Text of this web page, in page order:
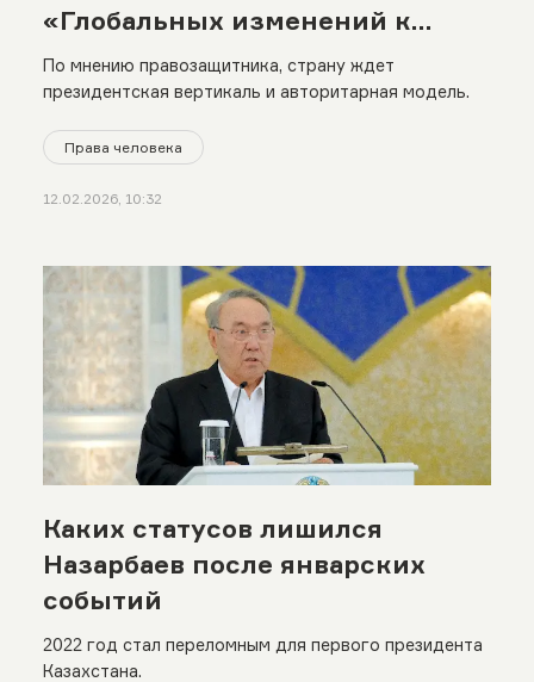
«Глобальных изменений к
лучшему ждать не приходится»
По мнению правозащитника, страну ждет
президентская вертикаль и авторитарная модель.
Права человека
12.02.2026, 10:32
Каких статусов лишился
Назарбаев после январских
событий
2022 год стал переломным для первого президента
Казахстана.